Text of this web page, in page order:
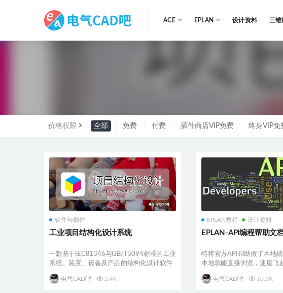
ACE EPLAN 设计资料 三维
价格权限 全部 免费 付费 插件商店VIP免费 终身VIP免
软件与插件
工业项目结构化设计系统
一款基于IEC81346与GB/T5094标准的工业
系统、装置、设备及产品的结构化设计软件
电气CAD吧 2.4K
EPLAN教程 设计资料
EPLAN-API编程帮助文
特将官方API帮助做了本地
本地​就能直接浏览，速度飞
电气CAD吧 10.3K